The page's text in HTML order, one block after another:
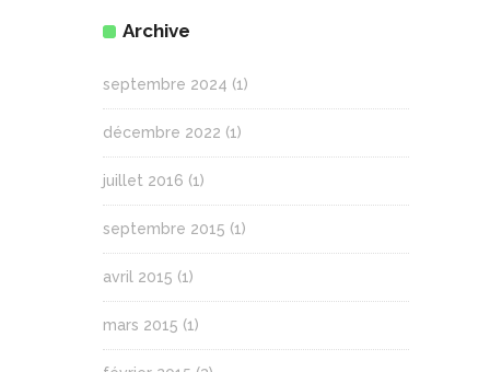
Archive
septembre 2024 (1)
décembre 2022 (1)
juillet 2016 (1)
septembre 2015 (1)
avril 2015 (1)
mars 2015 (1)